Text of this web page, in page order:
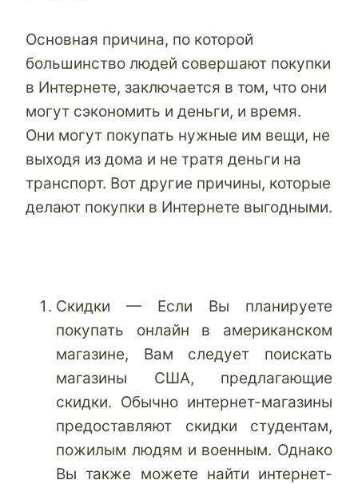
Основная причина, по которой
большинство людей совершают покупки
в Интернете, заключается в том, что они
могут сэкономить и деньги, и время.
Они могут покупать нужные им вещи, не
выходя из дома и не тратя деньги на
транспорт. Вот другие причины, которые
делают покупки в Интернете выгодными.
Скидки — Если Вы планируете
покупать онлайн в американском
магазине, Вам следует поискать
магазины США, предлагающие
скидки. Обычно интернет-магазины
предоставляют скидки студентам,
пожилым людям и военным. Однако
Вы также можете найти интернет-